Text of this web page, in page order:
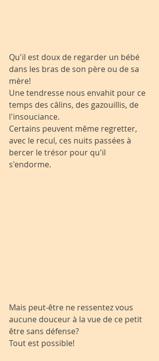
Qu'il est doux de regarder un bébé
dans les bras de son père ou de sa
mère!
Une tendresse nous envahit pour ce
temps des câlins, des gazouillis, de
l'insouciance.
Certains peuvent même regretter,
avec le recul, ces nuits passées à
bercer le trésor pour qu'il
s'endorme.
Mais peut-être ne ressentez vous
aucune douceur à la vue de ce petit
être sans défense?
Tout est possible!